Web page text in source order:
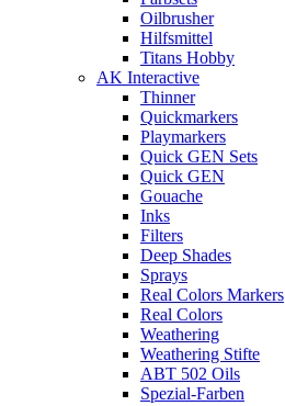
Oilbrusher
Hilfsmittel
Titans Hobby
AK Interactive
Thinner
Quickmarkers
Playmarkers
Quick GEN Sets
Quick GEN
Gouache
Inks
Filters
Deep Shades
Sprays
Real Colors Markers
Real Colors
Weathering
Weathering Stifte
ABT 502 Oils
Spezial-Farben